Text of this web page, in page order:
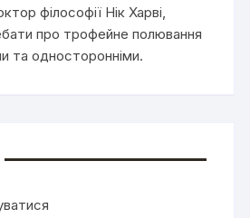
філософії Нік Харві,
про трофейне полювання
та односторонніми.